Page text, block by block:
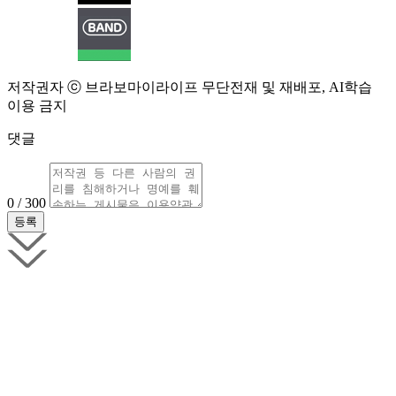
저작권자 ⓒ 브라보마이라이프 무단전재 및 재배포, AI학습
이용 금지
댓글
0 / 300